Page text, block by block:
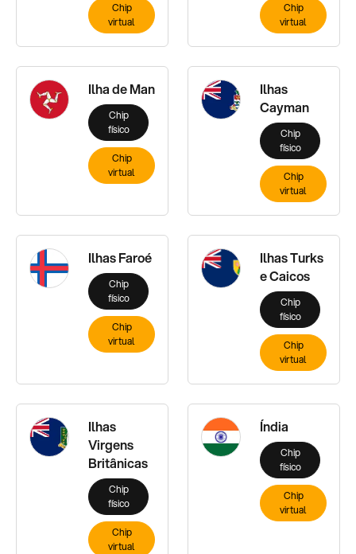
Chip
virtual
Chip
virtual
Ilha de Man
Chip
físico
Chip
virtual
Ilhas
Cayman
Chip
físico
Chip
virtual
Ilhas Faroé
Chip
físico
Chip
virtual
Ilhas Turks
e Caicos
Chip
físico
Chip
virtual
Ilhas
Virgens
Britânicas
Chip
físico
Chip
virtual
Índia
Chip
físico
Chip
virtual